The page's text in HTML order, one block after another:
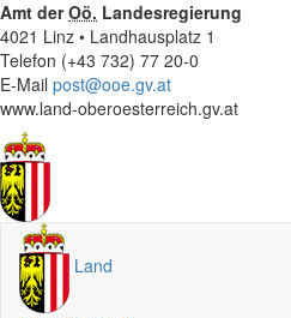
Amt derOö. Landesregierung
4021 Linz • Landhausplatz 1
Telefon (+43 732) 77 20-0
E-Mail post@ooe.gv.at
www.land-oberoesterreich.gv.at
Land